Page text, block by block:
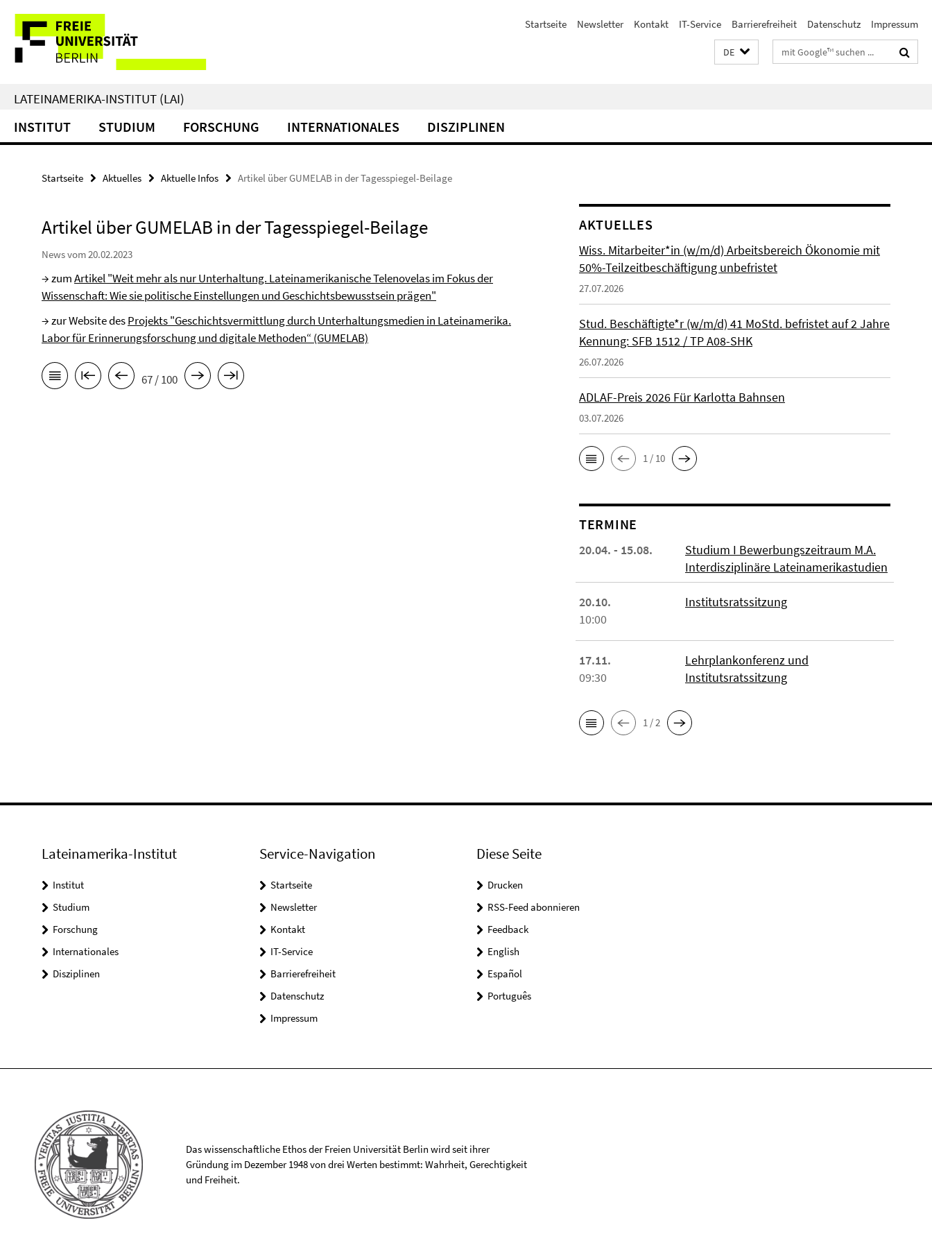
direkt
Inhalt
Service-
Navigation
Startseite Newsletter Kontakt IT-Service Barrierefreiheit Datenschutz Impressum
DE Suchbegriffe
LATEINAMERIKA-INSTITUT (LAI)
INSTITUT STUDIUM FORSCHUNG INTERNATIONALES DISZIPLINEN
Startseite Aktuelles Aktuelle Infos Artikel über GUMELAB in der Tagesspiegel-Beilage
Artikel über GUMELAB in der Tagesspiegel-Beilage
News vom 20.02.2023
→ zumArtikel "Weit mehr als nur Unterhaltung. Lateinamerikanische Telenovelas im Fokus der
Wissenschaft: Wie sie politische Einstellungen und Geschichtsbewusstsein prägen"
→ zur Website desProjekts "Geschichtsvermittlung durch Unterhaltungsmedien in Lateinamerika.
Labor für Erinnerungsforschung und digitale Methoden“ (GUMELAB)
67 / 100
AKTUELLES
Wiss. Mitarbeiter*in (w/m/d) Arbeitsbereich Ökonomie mit
50%-Teilzeitbeschäftigung unbefristet
27.07.2026
Stud. Beschäftigte*r (w/m/d) 41 MoStd. befristet auf 2 Jahre
Kennung: SFB 1512 / TP A08-SHK
26.07.2026
ADLAF-Preis 2026 Für Karlotta Bahnsen
03.07.2026
1 / 10
TERMINE
20.04. - 15.08.
Studium I Bewerbungszeitraum M.A.
Interdisziplinäre Lateinamerikastudien
20.10.
10:00
Institutsratssitzung
17.11.
09:30
Lehrplankonferenz und
Institutsratssitzung
1 / 2
Lateinamerika-Institut
Institut
Studium
Forschung
Internationales
Disziplinen
Service-Navigation
Startseite
Newsletter
Kontakt
IT-Service
Barrierefreiheit
Datenschutz
Impressum
Diese Seite
Drucken
RSS-Feed abonnieren
Feedback
English
Español
Português
Das wissenschaftliche Ethos der Freien Universität Berlin wird seit ihrer
Gründung im Dezember 1948 von drei Werten bestimmt: Wahrheit, Gerechtigkeit
und Freiheit.